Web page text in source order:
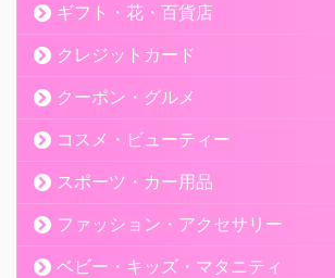
ギフト・花・百貨店
クレジットカード
クーポン・グルメ
コスメ・ビューティー
スポーツ・カー用品
ファッション・アクセサリー
ベビー・キッズ・マタニティ